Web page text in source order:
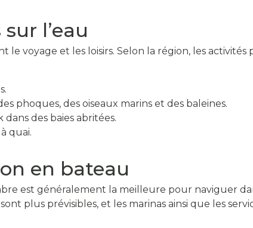
l’eau
le voyage et les loisirs. Selon la région, les activités
phoques, des oiseaux marins et des baleines.
des baies abritées.
quai.
en bateau
est généralement la meilleure pour naviguer
plus prévisibles, et les marinas ainsi que les